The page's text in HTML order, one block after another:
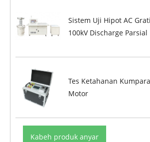
Sistem Uji Hipot AC
100kV Discharge Parsial
Tes Ketahanan
Motor
Kabeh produk anyar